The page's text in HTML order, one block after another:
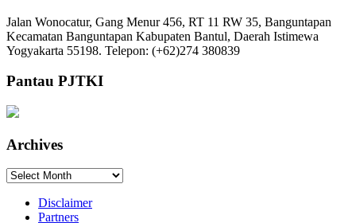
Jalan Wonocatur, Gang Menur 456, RT 11 RW 35, Banguntapan
Kecamatan Banguntapan Kabupaten Bantul, Daerah Istimewa
Yogyakarta 55198. Telepon: (+62)274 380839
Pantau PJTKI
Archives
Archives
Disclaimer
Partners